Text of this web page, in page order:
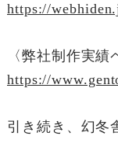
https://
〈弊社制作実績
https://
引き続き、幻冬